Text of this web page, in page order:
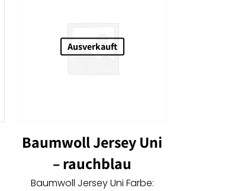
Ausverkauft
Baumwoll Jersey Uni
– rauchblau
Baumwoll Jersey Uni Farbe: